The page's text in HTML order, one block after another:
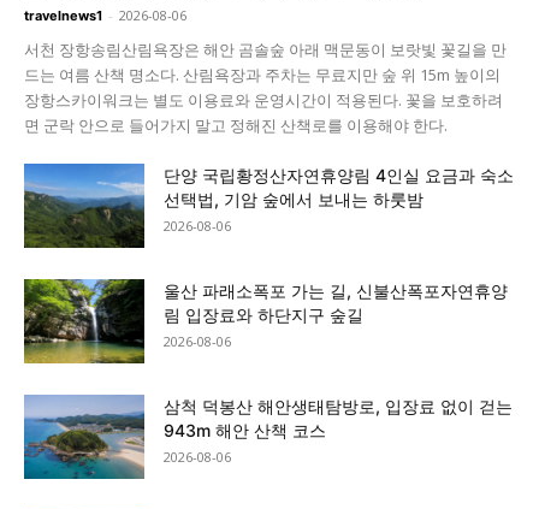
travelnews1 - 2026-08-06
서천 장항송림산림욕장은 해안 곰솔숲 아래 맥문동이 보랏빛 꽃길을 만
드는 여름 산책 명소다. 산림욕장과 주차는 무료지만 숲 위 15m 높이의
장항스카이워크는 별도 이용료와 운영시간이 적용된다. 꽃을 보호하려
면 군락 안으로 들어가지 말고 정해진 산책로를 이용해야 한다.
단양 국립황정산자연휴양림 4인실 요금과 숙소
선택법, 기암 숲에서 보내는 하룻밤
2026-08-06
울산 파래소폭포 가는 길, 신불산폭포자연휴양
림 입장료와 하단지구 숲길
2026-08-06
삼척 덕봉산 해안생태탐방로, 입장료 없이 걷는
943m 해안 산책 코스
2026-08-06